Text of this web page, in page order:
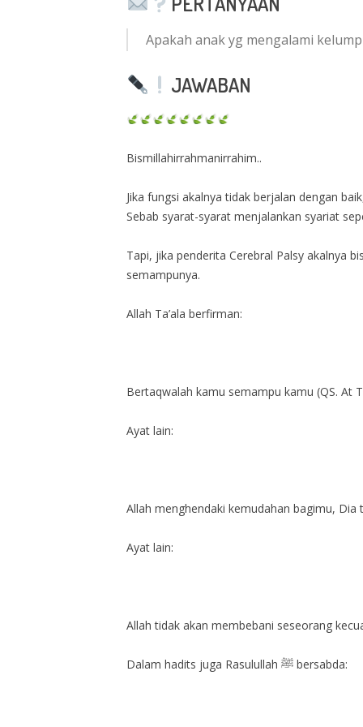
Apakah anak yg mengalami
JAWABAN
Bismillahirrahmanirrahim..
Jika fungsi akalnya tidak berjalan dengan
Sebab syarat-syarat menjalankan syariat
Tapi, jika penderita Cerebral Palsy akalnya
semampunya.
Allah Ta’ala berfirman:
Bertaqwalah kamu semampu kamu (QS. At
Ayat lain:
Allah menghendaki kemudahan bagimu, Dia
Ayat lain:
Allah tidak akan membebani seseorang
Dalam hadits juga Rasulullah ﷺ bersabda: